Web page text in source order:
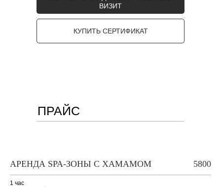
КУПИТЬ СЕРТИФИКАТ
ВИЗИТ
ПРАЙС
АРЕНДА SPA-ЗОНЫ С ХАМАМОМ 5800
1 час